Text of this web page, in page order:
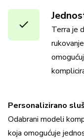
Terra je
Personalizirano
Odabrani modeli
koja omogućuje